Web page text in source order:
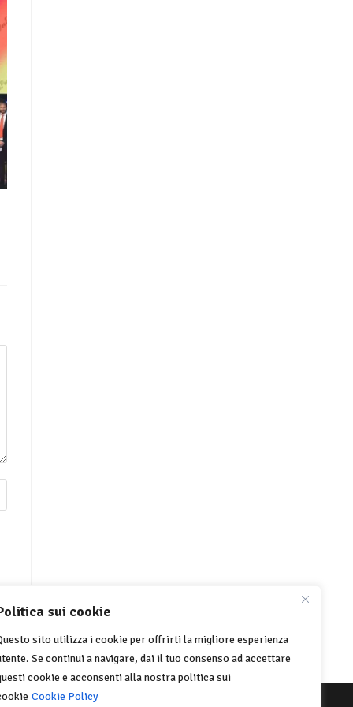
sui cookie
sito utilizza i cookie per offrirti la migliore esperienza
Se continui a navigare, dai il tuo consenso ad accettare
cookie e acconsenti alla nostra politica sui
Cookie Policy